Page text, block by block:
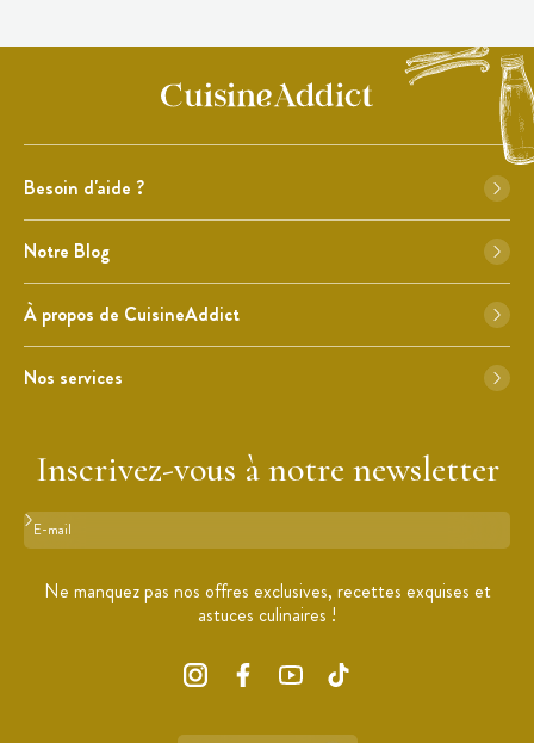
Besoin d'aide ?
Notre Blog
À propos de CuisineAddict
Nos services
Inscrivez-vous à notre newsletter
Format : adresse@email.com
Ne manquez pas nos offres exclusives, recettes exquises et
astuces culinaires !